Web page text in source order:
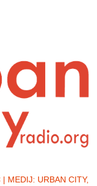
MEDIJ: URBAN CITY,